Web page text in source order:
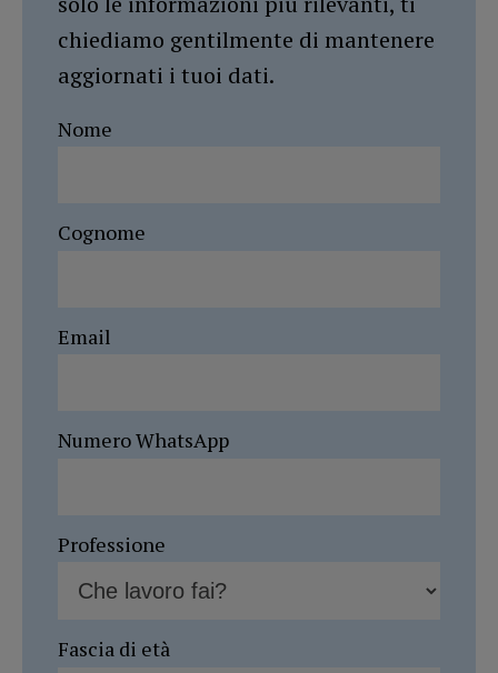
chiediamo gentilmente di mantenere
aggiornati i tuoi dati.
Nome
Cognome
Email
Numero WhatsApp
Professione
Fascia di età